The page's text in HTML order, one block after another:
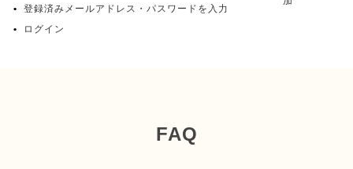
登録済みメールアドレス・パスワードを入力
ログイン
FAQ